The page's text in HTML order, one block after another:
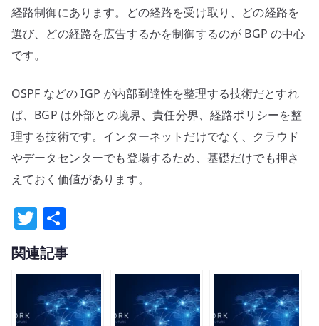
経路制御にあります。どの経路を受け取り、どの経路を
選び、どの経路を広告するかを制御するのが BGP の中心
です。
OSPF などの IGP が内部到達性を整理する技術だとすれ
ば、BGP は外部との境界、責任分界、経路ポリシーを整
理する技術です。インターネットだけでなく、クラウド
やデータセンターでも登場するため、基礎だけでも押さ
えておく価値があります。
T
w
it
te
r
有
関連記事